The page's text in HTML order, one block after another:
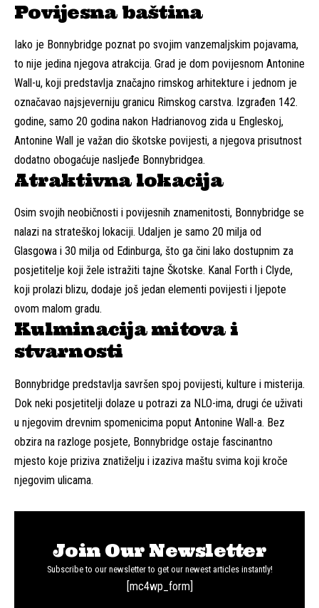
Povijesna baština
Iako je Bonnybridge poznat po svojim vanzemaljskim pojavama,
to nije jedina njegova atrakcija. Grad je dom povijesnom Antonine
Wall-u, koji predstavlja značajno rimskog arhitekture i jednom je
označavao najsjeverniju granicu Rimskog carstva. Izgrađen 142.
godine, samo 20 godina nakon Hadrianovog zida u Engleskoj,
Antonine Wall je važan dio škotske povijesti, a njegova prisutnost
dodatno obogaćuje nasljeđe Bonnybridgea.
Atraktivna lokacija
Osim svojih neobičnosti i povijesnih znamenitosti, Bonnybridge se
nalazi na strateškoj lokaciji. Udaljen je samo 20 milja od
Glasgowa i 30 milja od Edinburga, što ga čini lako dostupnim za
posjetitelje koji žele istražiti tajne Škotske. Kanal Forth i Clyde,
koji prolazi blizu, dodaje još jedan elementi povijesti i ljepote
ovom malom gradu.
Kulminacija mitova i
stvarnosti
Bonnybridge predstavlja savršen spoj povijesti, kulture i misterija.
Dok neki posjetitelji dolaze u potrazi za NLO-ima, drugi će uživati
u njegovim drevnim spomenicima poput Antonine Wall-a. Bez
obzira na razloge posjete, Bonnybridge ostaje fascinantno
mjesto koje priziva znatiželju i izaziva maštu svima koji kroče
njegovim ulicama.
Join Our Newsletter
Subscribe to our newsletter to get our newest articles instantly!
[mc4wp_form]